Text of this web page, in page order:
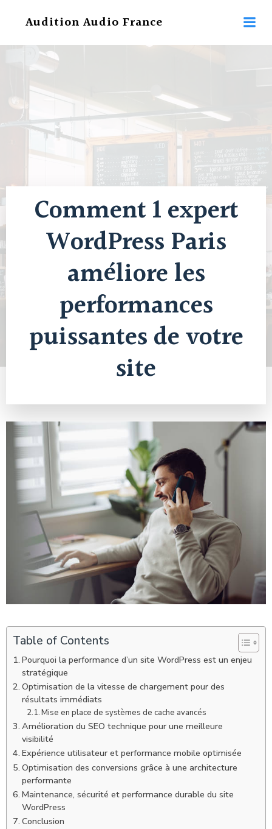
au
Audition Audio France
Comment 1 expert
WordPress Paris
améliore les
performances
puissantes de votre
site
Table of Contents
Pourquoi la performance d’un site WordPress est un enjeu
stratégique
Optimisation de la vitesse de chargement pour des
résultats immédiats
Mise en place de systèmes de cache avancés
Amélioration du SEO technique pour une meilleure
visibilité
Expérience utilisateur et performance mobile optimisée
Optimisation des conversions grâce à une architecture
performante
Maintenance, sécurité et performance durable du site
WordPress
Conclusion